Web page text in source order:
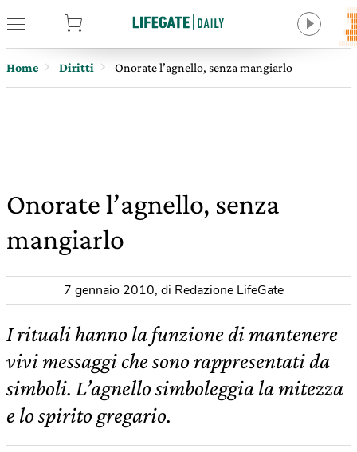
Home Diritti Onorate l’agnello, senza mangiarlo
Onorate l’agnello, senza
mangiarlo
7 gennaio 2010, di Redazione LifeGate
I rituali hanno la funzione di mantenere
vivi messaggi che sono rappresentati da
simboli. L’agnello simboleggia la mitezza
e lo spirito gregario.